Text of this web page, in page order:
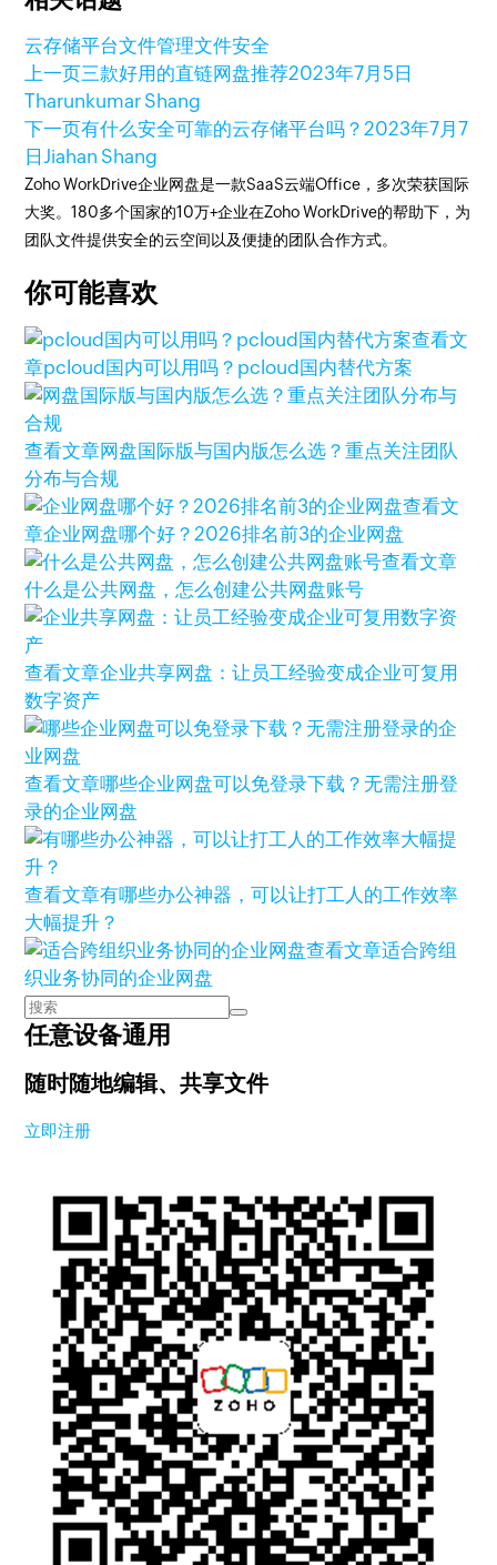
云存储平台文件管理文件安全
上一页三款好用的直链网盘推荐2023年7月5日
Tharunkumar Shang
下一页有什么安全可靠的云存储平台吗？2023年7月7
日Jiahan Shang
Zoho WorkDrive企业网盘是一款SaaS云端Office，多次荣获国际
大奖。180多个国家的10万+企业在Zoho WorkDrive的帮助下，为
团队文件提供安全的云空间以及便捷的团队合作方式。
你可能喜欢
查看文
章pcloud国内可以用吗？pcloud国内替代方案
查看文章网盘国际版与国内版怎么选？重点关注团队
分布与合规
查看文
章企业网盘哪个好？2026排名前3的企业网盘
查看文章
什么是公共网盘，怎么创建公共网盘账号
查看文章企业共享网盘：让员工经验变成企业可复用
数字资产
查看文章哪些企业网盘可以免登录下载？无需注册登
录的企业网盘
查看文章有哪些办公神器，可以让打工人的工作效率
大幅提升？
查看文章适合跨组
织业务协同的企业网盘
任意设备通用
随时随地编辑、共享文件
立即注册